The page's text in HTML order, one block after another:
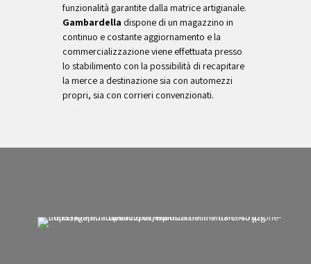
funzionalità garantite dalla matrice artigianale.
Gambardella dispone di un magazzino in
continuo e costante aggiornamento e la
commercializzazione viene effettuata presso
lo stabilimento con la possibilità di recapitare
la merce a destinazione sia con automezzi
propri, sia con corrieri convenzionati.